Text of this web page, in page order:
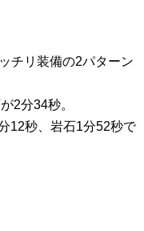
チリ装備の2パターン
2分34秒。
12秒、岩石1分52秒で